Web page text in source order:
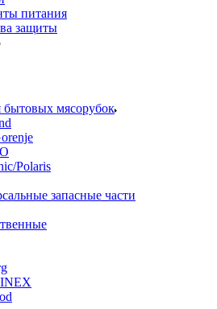
питания
защиты
бытовых мясорубок
Polaris
запасные части